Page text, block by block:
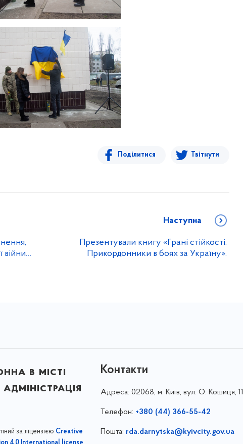
Поділитися Твітнути
війни…
Наступна
Презентували книгу «Грані стійкості.
Прикордонники в боях за Україну».
в місті
за ліцензією Creative
Контакти
Адреса: 02068, м. Київ, вул. О. Кошиця, 11
Телефон: +380 (44) 366-55-42
Пошта: rda.darnytska@kyivcity.gov.ua